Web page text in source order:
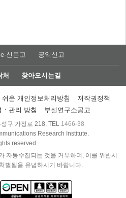
e-신문고 공익신고
처 찾아오시는길
쉬운 개인정보처리방침
저작권정책
관리 방침
부설연구소공고
구 가정로 218, TEL 1466-38
Research Institute.
reserved.
자동수집되는 것을 거부하며, 이를 위반시
벌됨을 유념하시기 바랍니다.